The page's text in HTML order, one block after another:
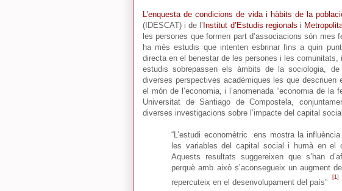
L’enquesta de condicions de vida i hàbits de la
(IDESCAT) i de l’ Institut d’Estudis regionals i
les persones que formen part d’associacions són mes
ha més estudis que intenten esbrinar fins a quin
directa en el benestar de les persones i les comunitats,
estudis sobrepassen els àmbits de la sociologia,
diverses perspectives acadèmiques les que
el món de l’economia, i l’anomenada “economia de la
Universitat de Santiago de Compostela,
diverses investigacions sobre l’impacte del capital
“L’estudi economètric ens mostra la
les variables del capital social i humà en el
Aquests resultats suggereixen que s’han
perquè amb això s’aconsegueix un augment
repercuteix en el desenvolupament del país”
[1]